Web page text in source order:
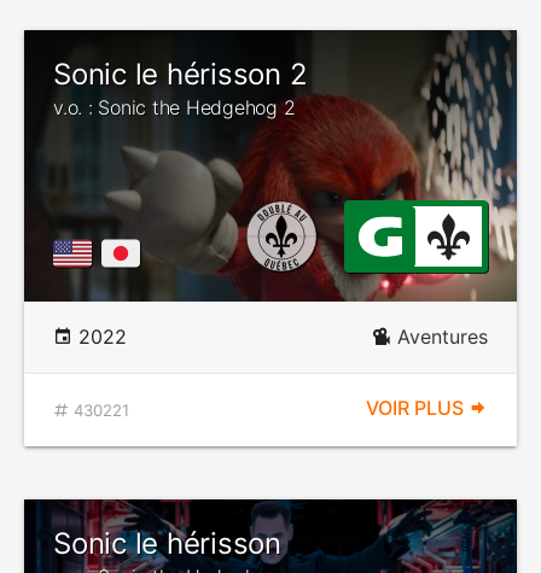
Sonic le hérisson 2
v.o. : Sonic the Hedgehog 2
2022 Aventures
430221 VOIR PLUS
Sonic le hérisson